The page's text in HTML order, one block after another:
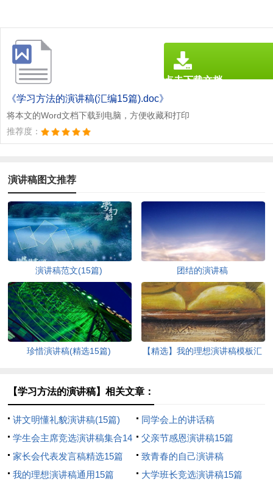
《学习方法的演讲稿(汇编15篇).doc》
将本文的Word文档下载到电脑，方便收藏和打印
推荐度：
点击下载文档
演讲稿图文推荐
演讲稿范文(15篇) 团结的演讲稿
珍惜演讲稿(精选15篇)
【精选】我的理想演讲稿模板汇
【学习方法的演讲稿】相关文章：
讲文明懂礼貌演讲稿(15篇)
同学会上的讲话稿
学生会主席竞选演讲稿集合14
篇
父亲节感恩演讲稿15篇
家长会代表发言稿精选15篇
致青春的自己演讲稿
我的理想演讲稿通用15篇
大学班长竞选演讲稿15篇